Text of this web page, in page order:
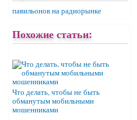
павильонов на радиорынке
Похожие статьи:
Что делать, чтобы не быть
обманутым мобильными
мошенниками